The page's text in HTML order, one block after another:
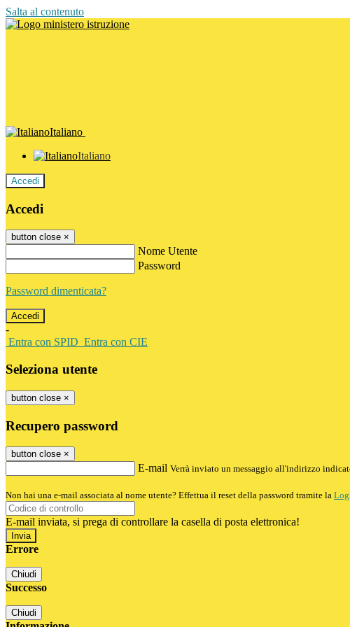
Salta al contenuto
Italiano
Italiano
Accedi
Accedi
button close ×
Nome Utente
Password
Password dimenticata?
-
Entra con SPID Entra con CIE
Seleziona utente
button close ×
Recupero password
button close ×
E-mail Verrà inviato un messaggio all'indirizzo
Non hai una e-mail associata al nome utente? Effettua il reset della password tramite la
E-mail inviata, si prega di controllare la casella di posta elettronica!
Errore
Chiudi
Successo
Chiudi